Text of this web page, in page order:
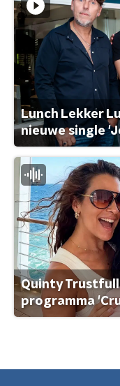
Lunch Lekker
nieuwe single
Quinty
programma